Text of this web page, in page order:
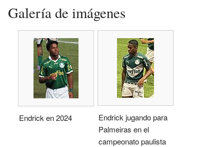
Galería de imágenes
Endrick en 2024
Endrick jugando para
Palmeiras en el
campeonato paulista